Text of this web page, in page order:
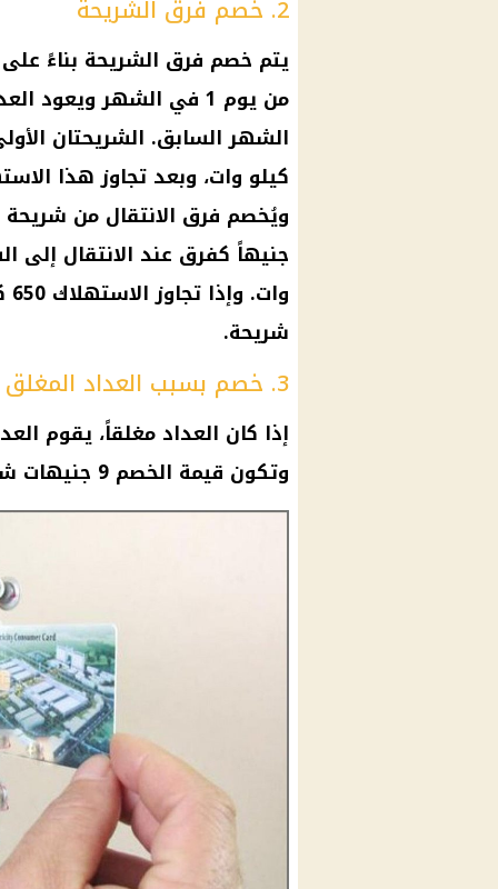
2. خصم فرق الشريحة
يتم خصم فرق الشريحة بناءً
من يوم 1 في الشهر
كيلو وات، وبعد تجاوز هذا
شريحة.
3. خصم بسبب العداد المغلق
إذا كان العداد مغلقاً، يقوم
وتكون قيمة الخصم 9 جنيهات شهريًا في حالة عدم الاستهلاك.